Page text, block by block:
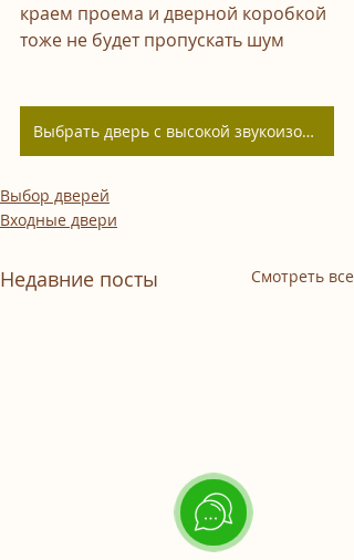
краем проема и дверной коробкой
тоже не будет пропускать шум
Выбрать дверь с высокой звукоизоляцией
Выбор дверей
Входные двери
Недавние посты Смотреть все